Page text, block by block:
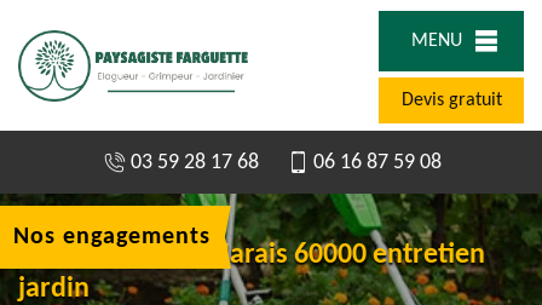
MENU
Devis gratuit
03 59 28 17 68 06 16 87 59 08
Jardinier à Aux Marais 60000 entretien
jardin
Nos engagements